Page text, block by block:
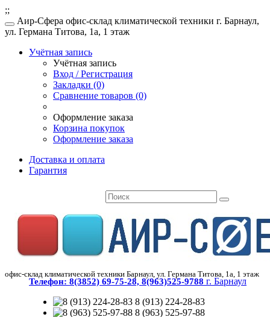
;;
Аир-Сфера офис-склад климатической техники г. Барнаул,
ул. Германа Титова, 1а, 1 этаж
Учётная запись
Учётная запись
Вход / Регистрация
Закладки (0)
Сравнение товаров (0)
Оформление заказа
Корзина покупок
Оформление заказа
Доставка и оплата
Гарантия
офис-склад климатической техники Барнаул, ул. Германа Титова, 1а, 1 этаж
Телефон: 8(3852) 69-75-28, 8(963)525-9788 г. Барнаул
8 (913) 224-28-83
8 (963) 525-97-88